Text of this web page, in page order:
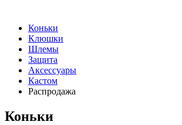
Коньки
Клюшки
Шлемы
Защита
Аксессуары
Кастом
Распродажа
Коньки